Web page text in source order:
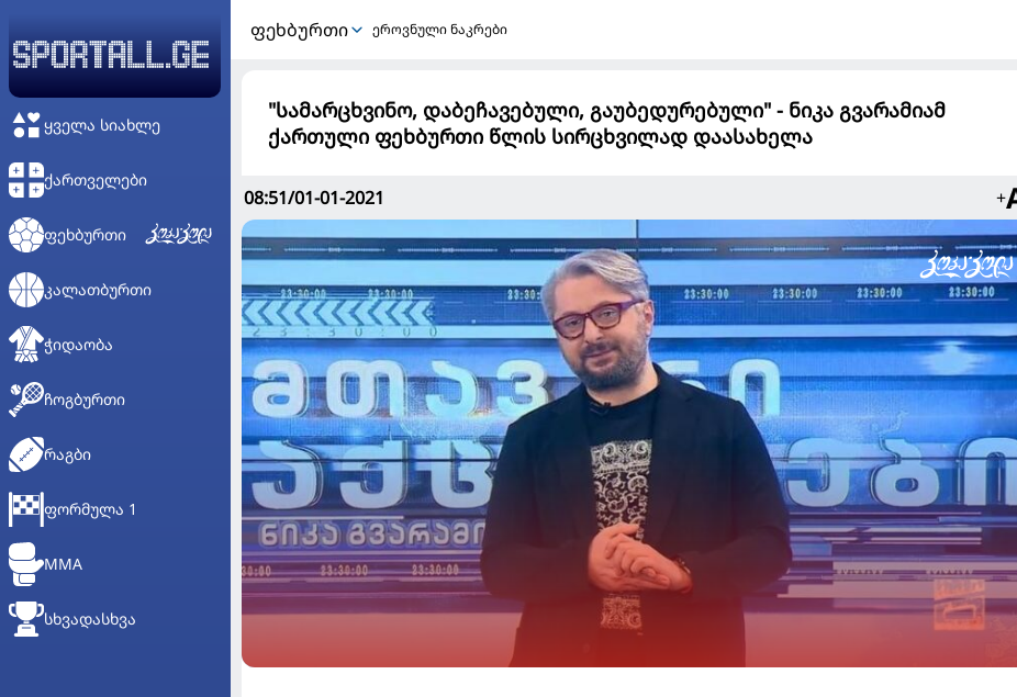
ᲧᲕᲔᲚᲐ ᲡᲘᲐᲮᲚᲔ
ᲥᲐᲠᲗᲕᲔᲚᲔᲑᲘ
ᲤᲔᲮᲑᲣᲠᲗᲘ
ᲙᲐᲚᲐᲗᲑᲣᲠᲗᲘ
ᲭᲘᲓᲐᲝᲑᲐ
ᲩᲝᲒᲑᲣᲠᲗᲘ
ᲠᲐᲒᲑᲘ
ᲤᲝᲠᲛᲣᲚᲐ 1
MMA
ᲡᲮᲕᲐᲓᲐᲡᲮᲕᲐ
ᲤᲔᲮᲑᲣᲠᲗᲘ ეროვნული ნაკრები
"სამარცხვინო, დაბეჩავებული, გაუბედურებული" - ნიკა გვარამიამ
ქართული ფეხბურთი წლის სირცხვილად დაასახელა
08:51/01-01-2021 +